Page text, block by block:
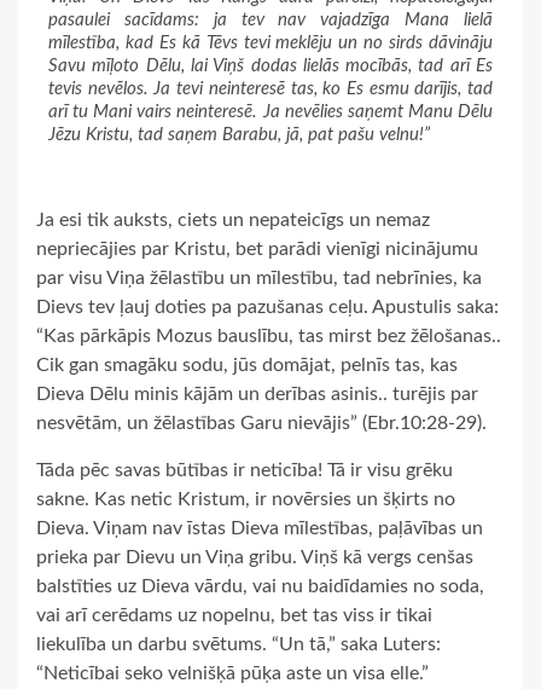
pasaulei sacīdams: ja tev nav vajadzīga Mana lielā
mīlestība, kad Es kā Tēvs tevi meklēju un no sirds dāvināju
Savu mīļoto Dēlu, lai Viņš dodas lielās mocībās, tad arī Es
tevis nevēlos. Ja tevi neinteresē tas, ko Es esmu darījis, tad
arī tu Mani vairs neinteresē. Ja nevēlies saņemt Manu Dēlu
Jēzu Kristu, tad saņem Barabu, jā, pat pašu velnu!”
Ja esi tik auksts, ciets un nepateicīgs un nemaz
nepriecājies par Kristu, bet parādi vienīgi nicinājumu
par visu Viņa žēlastību un mīlestību, tad nebrīnies, ka
Dievs tev ļauj doties pa pazušanas ceļu. Apustulis saka:
“Kas pārkāpis Mozus bauslību, tas mirst bez žēlošanas..
Cik gan smagāku sodu, jūs domājat, pelnīs tas, kas
Dieva Dēlu minis kājām un derības asinis.. turējis par
nesvētām, un žēlastības Garu nievājis” (Ebr.10:28-29).
Tāda pēc savas būtības ir neticība! Tā ir visu grēku
sakne. Kas netic Kristum, ir novērsies un šķirts no
Dieva. Viņam nav īstas Dieva mīlestības, paļāvības un
prieka par Dievu un Viņa gribu. Viņš kā vergs cenšas
balstīties uz Dieva vārdu, vai nu baidīdamies no soda,
vai arī cerēdams uz nopelnu, bet tas viss ir tikai
liekulība un darbu svētums. “Un tā,” saka Luters:
“Neticībai seko velnišķā pūķa aste un visa elle.”